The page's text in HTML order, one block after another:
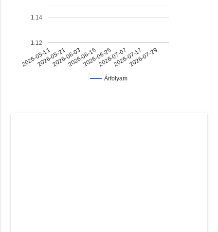
Árfolyam
2026-05-112026-05-212026-06-032026-06-152026-06-252026-07-072026-07-172026-07-29
1.12
1.14